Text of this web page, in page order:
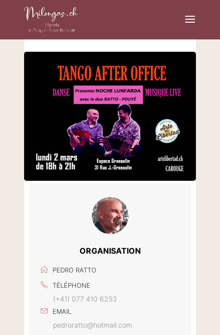
ORGANISATION
PEDRO RATTO
TÉLÉPHONE
(+41) 077 410 6253
EMAIL
pedroratto@hotmail.com